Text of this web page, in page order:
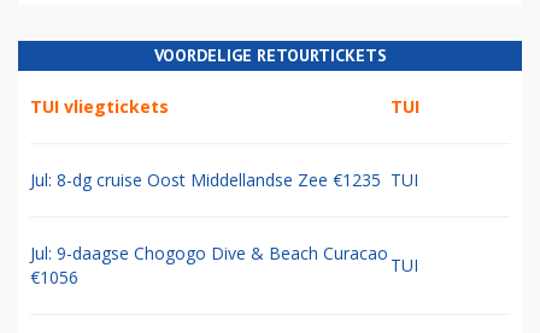
VOORDELIGE RETOURTICKETS
TUI vliegtickets TUI
Jul: 8-dg cruise Oost Middellandse Zee €1235 TUI
Jul: 9-daagse Chogogo Dive & Beach Curacao
€1056
TUI